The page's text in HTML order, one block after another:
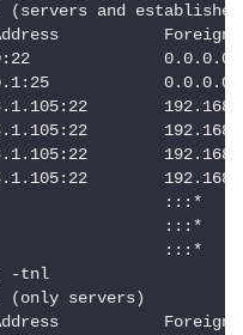
(servers and
Address
:::*
:::*
-tnl
(only servers)
Address